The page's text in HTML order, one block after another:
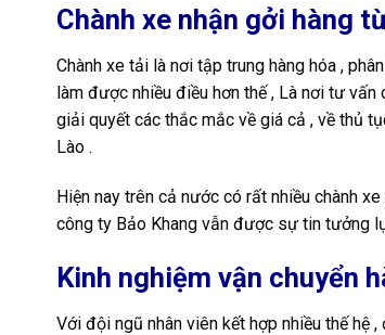
Chành xe nhận gởi hàng
Chành xe tải là nơi tập trung hàng hóa ,
làm được nhiều điều hơn thế , Là nơi tư
giải quyết các thắc mắc về giá cả , về thủ
Lào .
Hiện nay trên cả nước có rất nhiều chành
công ty Bảo Khang vẫn được sự tin tưởng
Kinh nghiệm vận chuyển
Với đội ngũ nhân viên kết hợp nhiều thế hệ